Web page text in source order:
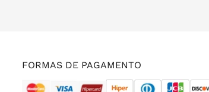
FORMAS DE PAGAMENTO